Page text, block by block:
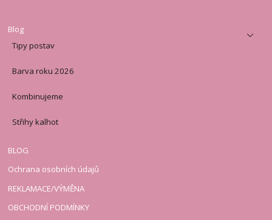
Blog
Tipy postav
Barva roku 2026
Kombinujeme
Střihy kalhot
BLOG
Ochrana osobních údajů
REKLAMACE/VÝMĚNA
OBCHODNÍ PODMÍNKY